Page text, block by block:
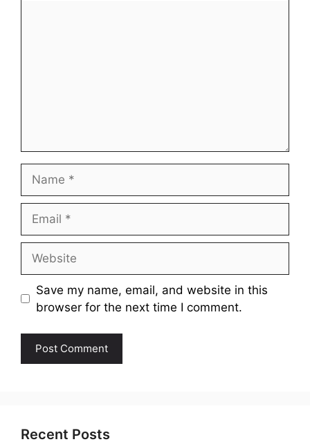
Save my name, email, and website in this
browser for the next time I comment.
Recent Posts